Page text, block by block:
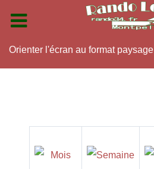
Orienter l'écran au format paysage